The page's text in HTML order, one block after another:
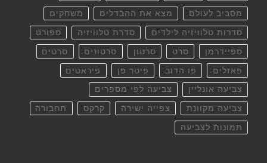
מסביב לעולם מצא את ההבדלים משחקים
סדרות טלוויזיה לילדים סדרת טלוויזיה ספורט
ספיידרמן סרט סרטון סרטונים סרטים
פאזלים פו הדוב פיטר פן פיראטים
צביעה אונליין צביעה לפי מספרים
צביעה מקוונת צפייה ישירה קרקס תחבורה
תמונות לצביעה